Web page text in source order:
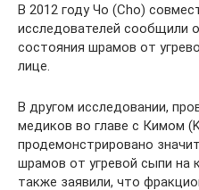
В 2012 году Чо (Cho)
исследователей сообщили
состояния шрамов от
лице.
В другом исследовании,
медиков во главе с Кимом
продемонстрировано
шрамов от угревой сыпи на
также заявили, что